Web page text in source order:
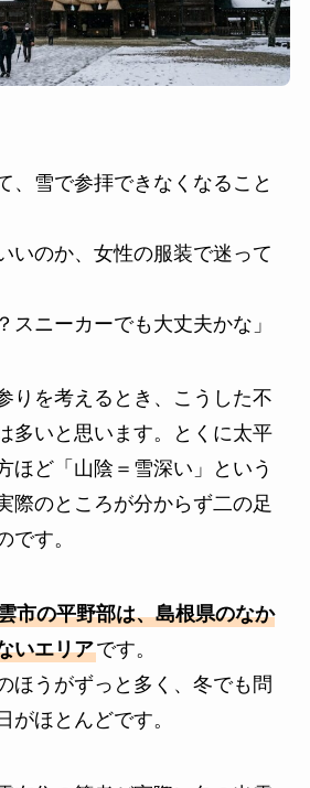
、雪で参拝できなくなること
いのか、女性の服装で迷って
スニーカーでも大丈夫かな」
りを考えるとき、こうした不
多いと思います。とくに太平
ほど「山陰＝雪深い」という
際のところが分からず二の足
です。
市の平野部は、島根県のなか
いエリアです。
ほうがずっと多く、冬でも問
がほとんどです。